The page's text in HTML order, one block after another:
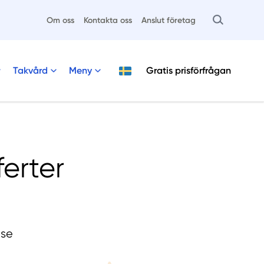
Om oss Kontakta oss Anslut företag
Takvård Meny Gratis prisförfrågan